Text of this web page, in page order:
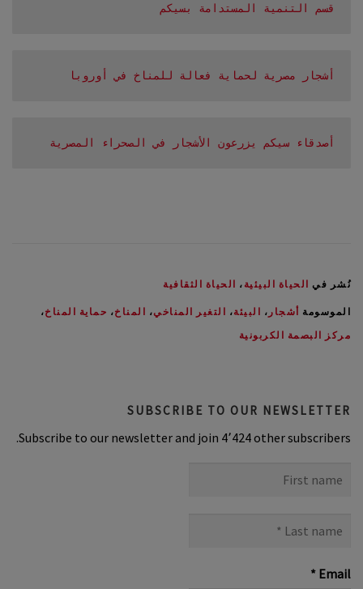
قسم التنمية المستدامة بسيكم
أشجار مصرية لحماية فعالة للمناخ في أوروبا
أصدقاء سيكم يزرعون الأشجار في الصحراء المصرية
نُشر في الحياة البيئية ، الحياة الثقافية
الموسومة أشجار ، البيئة، التغير المناخي، المناخ، حماية المناخ،
مركز البصمة الكربونية
SUBSCRIBE TO OUR NEWSLETTER
Subscribe to our newsletter and join 4٬424 other subscribers.
name
name
Email
*